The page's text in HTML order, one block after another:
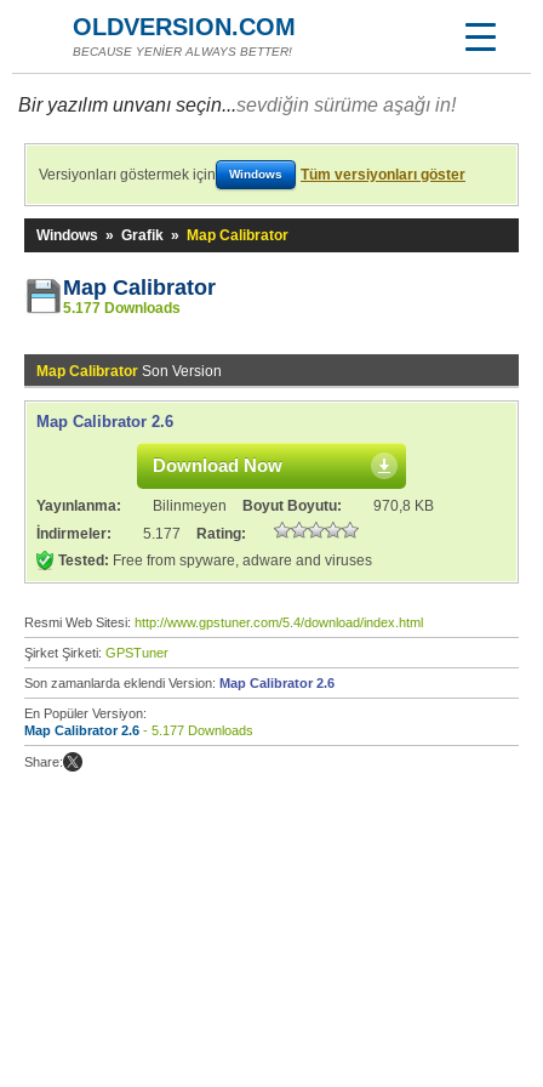
OLDVERSION.COM
BECAUSE YENİER ALWAYS BETTER!
Bir yazılım unvanı seçin...sevdiğin sürüme aşağı in!
Versiyonları göstermek için Windows Tüm versiyonları göster
Windows » Grafik » Map Calibrator
Map Calibrator
5.177 Downloads
Map Calibrator Son Version
Map Calibrator 2.6
Download Now
Yayınlanma: Bilinmeyen Boyut Boyutu:
970,8 KB
İndirmeler:
5.177
Rating:
Tested: Free from spyware, adware and viruses
Resmi Web Sitesi: http://www.gpstuner.com/5.4/download/index.html
Şirket Şirketi: GPSTuner
Son zamanlarda eklendi Version: Map Calibrator 2.6
En Popüler Versiyon:
Map Calibrator 2.6 - 5.177 Downloads
Share: